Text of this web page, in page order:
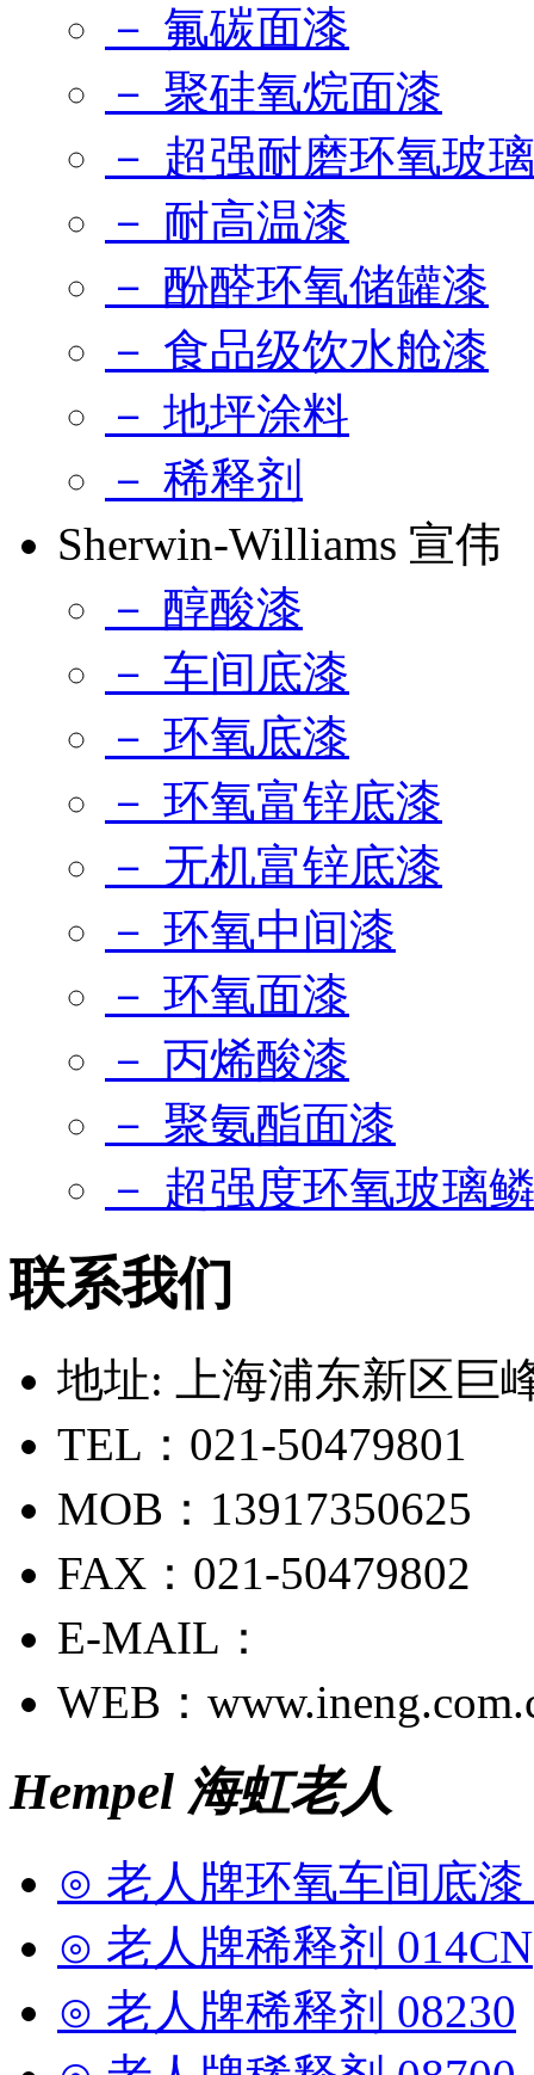
－ 氟碳面漆
－ 聚硅氧烷面漆
－ 超强耐磨环氧玻
－ 耐高温漆
－ 酚醛环氧储罐漆
－ 食品级饮水舱漆
－ 地坪涂料
－ 稀释剂
Sherwin-Williams 宣伟
－ 醇酸漆
－ 车间底漆
－ 环氧底漆
－ 环氧富锌底漆
－ 无机富锌底漆
－ 环氧中间漆
－ 环氧面漆
－ 丙烯酸漆
－ 聚氨酯面漆
－ 超强度环氧玻璃
联系我们
地址: 上海浦东新区巨
TEL：021-50479801
MOB：13917350625
FAX：021-50479802
E-MAIL：
WEB：
Hempel 海虹老人
⊙ 老人牌环氧车间底漆
⊙ 老人牌稀释剂 014CN
⊙ 老人牌稀释剂 08230